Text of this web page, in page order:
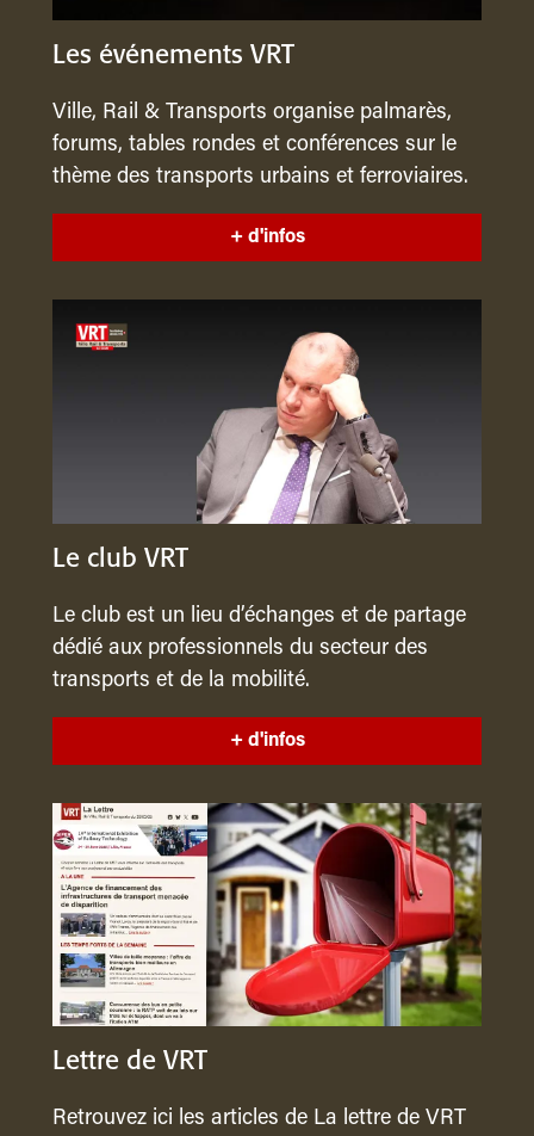
Les événements VRT
Ville, Rail & Transports organise palmarès,
forums, tables rondes et conférences sur le
thème des transports urbains et ferroviaires.
+ d'infos
Le club VRT
Le club est un lieu d’échanges et de partage
dédié aux professionnels du secteur des
transports et de la mobilité.
+ d'infos
Lettre de VRT
Retrouvez ici les articles de La lettre de VRT